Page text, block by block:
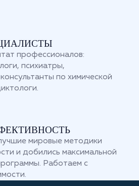
профессионалов:
психиатры,
по химической
мировые методики
и добились максимальной
Работаем с